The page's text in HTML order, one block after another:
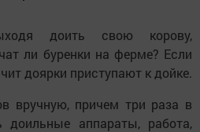
доить свою корову,
ли буренки на ферме? Если
доярки приступают к дойке.
вручную, причем три раза в
доильные аппараты, работа,